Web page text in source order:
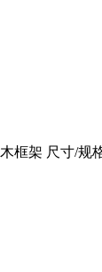
框架 尺寸/